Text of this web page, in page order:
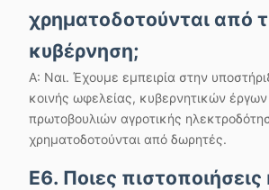
χρηματοδοτούνται από
κυβέρνηση;
Α: Ναι. Έχουμε εμπειρία στην
κοινής ωφελείας, κυβερνητικών
πρωτοβουλιών αγροτικής
χρηματοδοτούνται από δωρητές.
Ε6. Ποιες πιστοποιήσεις